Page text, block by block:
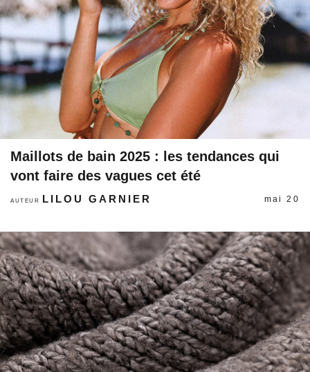
Maillots de bain 2025 : les tendances qui
vont faire des vagues cet été
AUTEUR LILOU GARNIER mai 20